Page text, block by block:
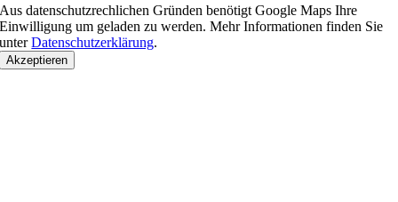
Aus datenschutzrechlichen Gründen benötigt Google Maps Ihre
Einwilligung um geladen zu werden. Mehr Informationen finden Sie
unterDatenschutzerklärung.
Akzeptieren